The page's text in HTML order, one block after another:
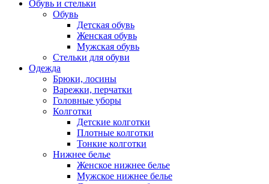
Обувь и стельки
Обувь
Детская обувь
Женская обувь
Мужская обувь
Стельки для обуви
Одежда
Брюки, лосины
Варежки, перчатки
Головные уборы
Колготки
Детские колготки
Плотные колготки
Тонкие колготки
Нижнее белье
Женское нижнее белье
Мужское нижнее белье